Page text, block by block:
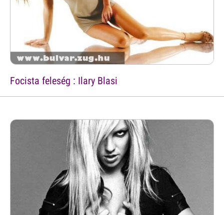
Focista feleség : Ilary Blasi